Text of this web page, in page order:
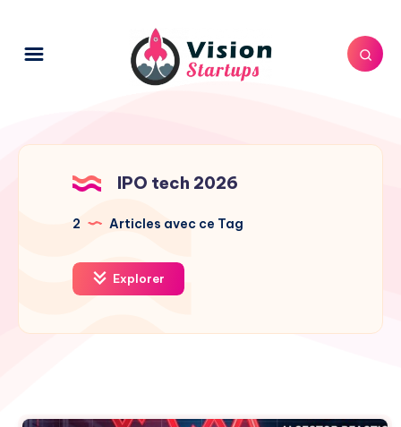
IPO tech 2026
2 Articles avec ce Tag
Explorer